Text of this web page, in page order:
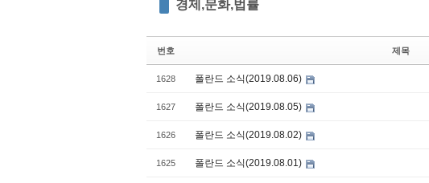
경제,문화,법률
번호 제목
1628 폴란드 소식(2019.08.06)
1627 폴란드 소식(2019.08.05)
1626 폴란드 소식(2019.08.02)
1625 폴란드 소식(2019.08.01)